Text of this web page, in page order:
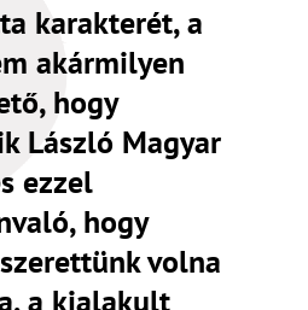
karakterét, a
akármilyen
hogy
László Magyar
ezzel
hogy
volna
a kialakult